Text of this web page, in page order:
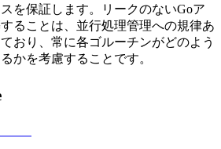
を保証します。リークのないGoア
ることは、並行処理管理への規律あ
おり、常に各ゴルーチンがどのよう
かを考慮することです。